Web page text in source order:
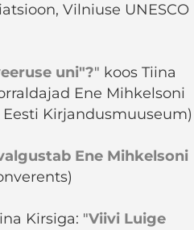
Vilniuse UNESCO
uni"?" koos Tiina
Ene Mihkelsoni
Kirjandusmuuseum)
Ene Mihkelsoni
Kirsiga: "Viivi Luige